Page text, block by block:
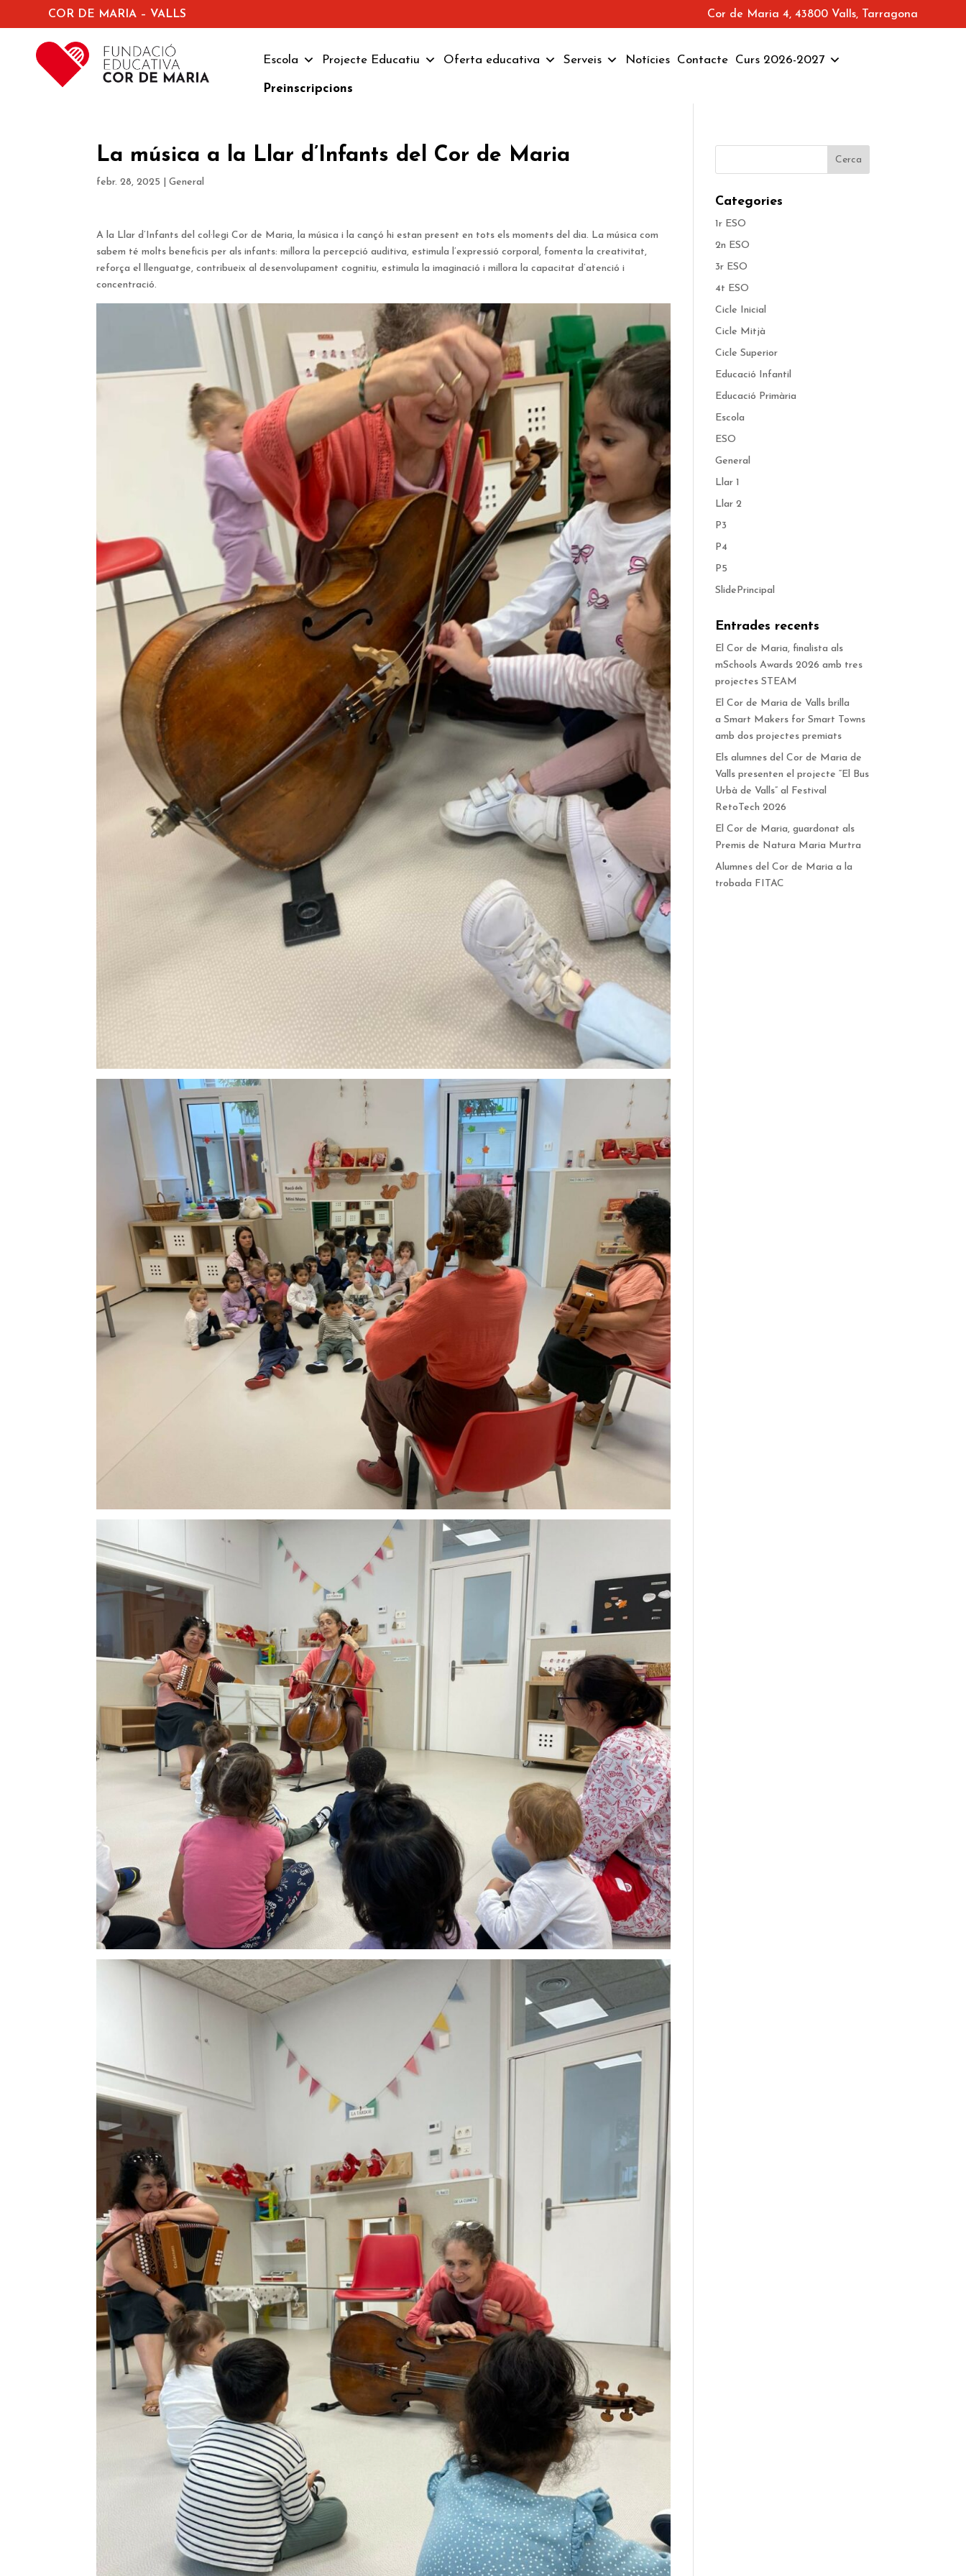
COR DE MARIA – VALLS Cor de Maria 4, 43800 Valls, Tarragona
Escola Projecte Educatiu Oferta educativa Serveis Notícies Contacte Curs 2026-2027
Preinscripcions
La música a la Llar d’Infants del Cor de Maria
febr. 28, 2025 |General
A la Llar d’Infants del col·legi Cor de Maria, la música i la cançó hi estan present en tots els moments del dia. La música com
sabem té molts beneficis per als infants: millora la percepció auditiva, estimula l’expressió corporal, fomenta la creativitat,
reforça el llenguatge, contribueix al desenvolupament cognitiu, estimula la imaginació i millora la capacitat d’atenció i
concentració.
Categories
1r ESO
2n ESO
3r ESO
4t ESO
Cicle Inicial
Cicle Mitjà
Cicle Superior
Educació Infantil
Educació Primària
Escola
ESO
General
Llar 1
Llar 2
P3
P4
P5
SlidePrincipal
Entrades recents
El Cor de Maria, finalista als
mSchools Awards 2026 amb tres
projectes STEAM
El Cor de Maria de Valls brilla
a Smart Makers for Smart Towns
amb dos projectes premiats
Els alumnes del Cor de Maria de
Valls presenten el projecte “El Bus
Urbà de Valls” al Festival
RetoTech 2026
El Cor de Maria, guardonat als
Premis de Natura Maria Murtra
Alumnes del Cor de Maria a la
trobada FITAC